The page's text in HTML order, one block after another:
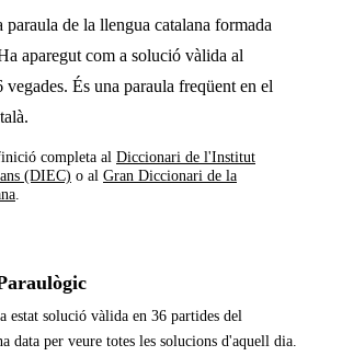
paraula de la llengua catalana formada
aparegut com a solució vàlida al
vegades. És una paraula freqüent en el
completa al Diccionari de l'Institut
(DIEC) o al Gran Diccionari de la
estat solució vàlida en 36 partides del
data per veure totes les solucions d'aquell dia.